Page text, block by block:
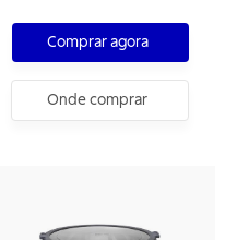
Comprar agora
Onde comprar